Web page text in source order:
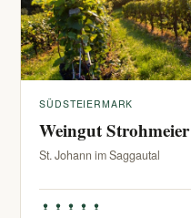
SÜDSTEIERMARK
Weingut Strohmeier
St. Johann im Saggautal